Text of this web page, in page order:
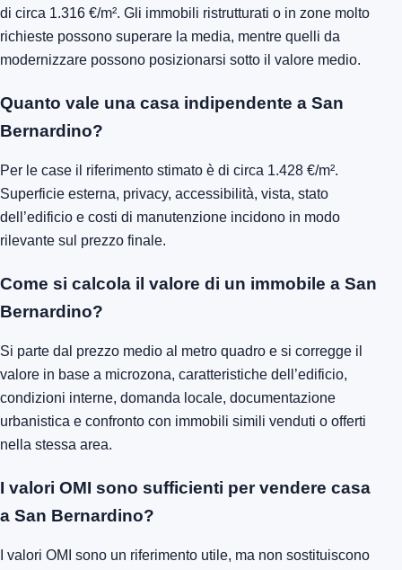
di circa 1.316 €/m². Gli immobili ristrutturati o in zone molto
richieste possono superare la media, mentre quelli da
modernizzare possono posizionarsi sotto il valore medio.
Quanto vale una casa indipendente a San
Bernardino?
Per le case il riferimento stimato è di circa 1.428 €/m².
Superficie esterna, privacy, accessibilità, vista, stato
dell’edificio e costi di manutenzione incidono in modo
rilevante sul prezzo finale.
Come si calcola il valore di un immobile a San
Bernardino?
Si parte dal prezzo medio al metro quadro e si corregge il
valore in base a microzona, caratteristiche dell’edificio,
condizioni interne, domanda locale, documentazione
urbanistica e confronto con immobili simili venduti o offerti
nella stessa area.
I valori OMI sono sufficienti per vendere casa
a San Bernardino?
I valori OMI sono un riferimento utile, ma non sostituiscono